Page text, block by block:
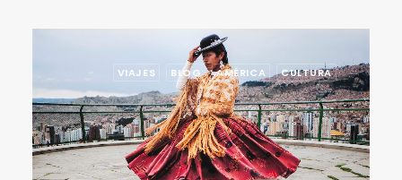
VIAJES BLOG AMÉRICA CULTURA